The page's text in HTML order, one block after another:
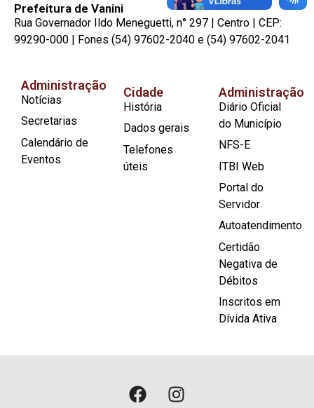
Prefeitura de Vanini
Rua Governador Ildo Meneguetti, n° 297 | Centro | CEP:
99290-000 | Fones (54) 97602-2040 e (54) 97602-2041
Administração
Notícias
Secretarias
Calendário de
Eventos
Cidade
História
Dados gerais
Telefones
úteis
Administração
Diário Oficial
do Município
NFS-E
ITBI Web
Portal do
Servidor
Autoatendimento
Certidão
Negativa de
Débitos
Inscritos em
Dívida Ativa